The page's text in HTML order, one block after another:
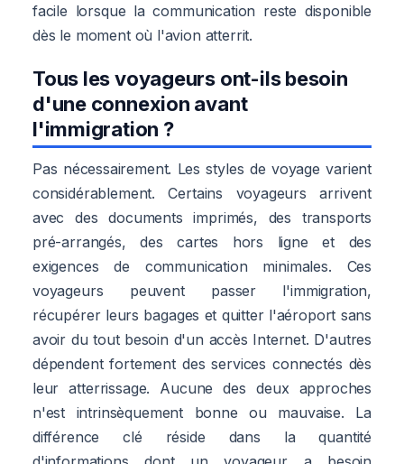
facile lorsque la communication reste disponible
dès le moment où l'avion atterrit.
Tous les voyageurs ont-ils besoin
d'une connexion avant
l'immigration ?
Pas nécessairement. Les styles de voyage varient
considérablement. Certains voyageurs arrivent
avec des documents imprimés, des transports
pré-arrangés, des cartes hors ligne et des
exigences de communication minimales. Ces
voyageurs peuvent passer l'immigration,
récupérer leurs bagages et quitter l'aéroport sans
avoir du tout besoin d'un accès Internet. D'autres
dépendent fortement des services connectés dès
leur atterrissage. Aucune des deux approches
n'est intrinsèquement bonne ou mauvaise. La
différence clé réside dans la quantité